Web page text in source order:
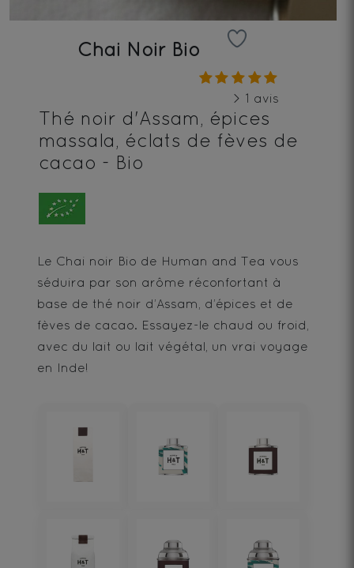
Chai Noir Bio
> 1 avis
Thé noir d'Assam, épices
massala, éclats de fèves de
cacao - Bio
Le Chai noir Bio de Human and Tea vous
séduira par son arôme réconfortant à
base de thé noir d’Assam, d’épices et de
fèves de cacao. Essayez-le chaud ou froid,
avec du lait ou lait végétal, un vrai voyage
en Inde!